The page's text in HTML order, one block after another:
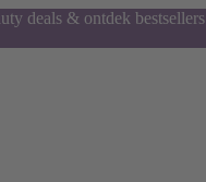
deals & ontdek bestsellers